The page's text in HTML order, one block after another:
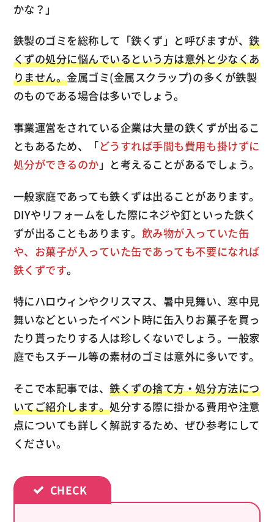
かな？」
鉄製のゴミを総称して「鉄くず」と呼びますが、鉄
くずの処分に悩んでいるという方は意外と少なくあ
りません。金属ゴミ(金属スクラップ)の多くが鉄製
のものである場合は多いでしょう。
事業運営をされている企業は大量の鉄くずが出るこ
ともあるため、「どうすれば手間も費用も掛けずに
処分ができるのか」と考えることがあるでしょう。
一般家庭であっても鉄くずは出ることがあります。
DIYやリフォームをした際にネジや釘といった鉄く
ずが出ることもあります。 飲み物が入っていた缶
や、お菓子が入っていた缶であっても不要になれば
鉄くずです。
特にハロウィンやクリスマス、暑中見舞い、寒中見
舞いなどといったイベント時に缶入りお菓子を買っ
たり貰ったりする人は珍しくないでしょう。一般家
庭でもスチール等の素材のゴミは意外に多いです。
そこで本記事では、鉄くずの捨て方・処分方法につ
いてご紹介します。処分する際に掛かる費用や注意
点についても詳しく解説するため、ぜひ参考にして
ください。